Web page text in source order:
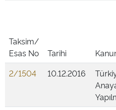
Taksim/
Esas No
Tarihi
2/1504
10.12.2016